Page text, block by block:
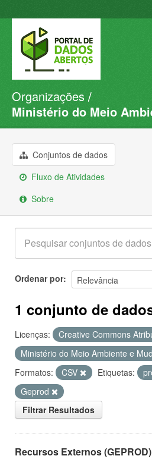
Conjuntos de dados
Organizações
Sobre
Organizações
Ministério do Meio
Conjuntos de dados
Fluxo de Atividades
Sobre
Ordenar por
1 conjunto de
Licenças: Creative Commons
Ministério do Meio Ambiente e
Formatos:
CSV Etiquetas:
Geprod
Filtrar Resultados
Recursos Externos (GEPROD)